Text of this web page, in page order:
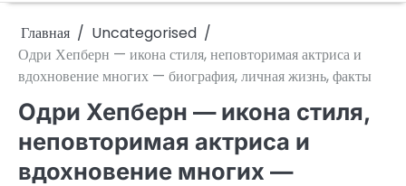
Главная
Uncategorised
Одри Хепберн — икона стиля, неповторимая актриса и
вдохновение многих — биография, личная жизнь, факты
Одри Хепберн — икона стиля,
неповторимая актриса и
вдохновение многих —